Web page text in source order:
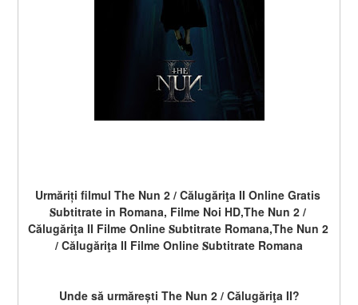
Urmăriți filmul The Nun 2 / Călugăriţa II Online Gratis
𝐒ubtitrate in Romana, Filme Noi HD,The Nun 2 /
Călugăriţa II Filme Online 𝐒ubtitrate Romana,The Nun 2
/ Călugăriţa II Filme Online 𝐒ubtitrate Romana
Unde să urmărești The Nun 2 / Călugăriţa II?